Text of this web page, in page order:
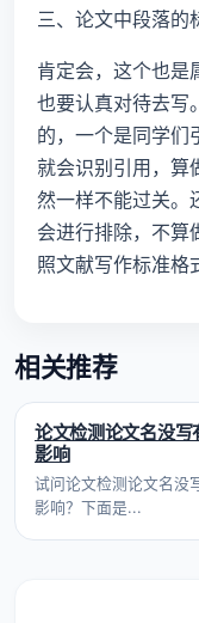
三、论文中段落的
肯定会，这个也是
也要认真对待去写
的，一个是同学们
就会识别引用，算
然一样不能过关。
会进行排除，不算
照文献写作标准格
相关推荐
论文检测论文名没写
影响
试问论文检测论文名没
影响？下面是...